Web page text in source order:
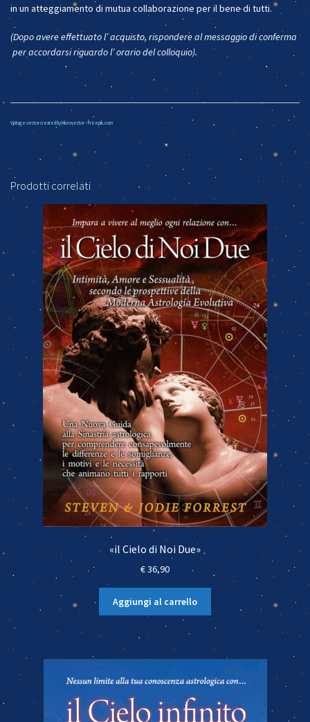
in un atteggiamento di mutua collaborazione per il bene di tutti.
(Dopo avere effettuato l’ acquisto, rispondere al messaggio di conferma
per accordarsi riguardo l’ orario del colloquio).
Vintage vector created by Microvector – Freepik.com
Prodotti correlati
«il Cielo di Noi Due»
€36,90
Aggiungi al carrello